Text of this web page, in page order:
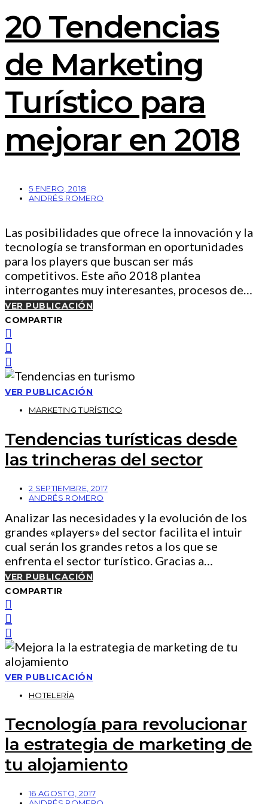
20 Tendencias
de Marketing
Turístico para
mejorar en 2018
5 ENERO, 2018
ANDRÉS ROMERO
Las posibilidades que ofrece la innovación y la
tecnología se transforman en oportunidades
para los players que buscan ser más
competitivos. Este año 2018 plantea
interrogantes muy interesantes, procesos de…
VER PUBLICACIÓN
COMPARTIR
VER PUBLICACIÓN
MARKETING TURÍSTICO
Tendencias turísticas desde
las trincheras del sector
2 SEPTIEMBRE, 2017
ANDRÉS ROMERO
Analizar las necesidades y la evolución de los
grandes «players» del sector facilita el intuir
cual serán los grandes retos a los que se
enfrenta el sector turístico. Gracias a…
VER PUBLICACIÓN
COMPARTIR
VER PUBLICACIÓN
HOTELERÍA
Tecnología para revolucionar
la estrategia de marketing de
tu alojamiento
16 AGOSTO, 2017